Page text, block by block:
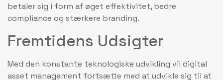
betaler sig i form af øget effektivitet, bedre
compliance og stærkere branding.
Fremtidens Udsigter
Med den konstante teknologiske udvikling vil digital
asset management fortsætte med at udvikle sig til at